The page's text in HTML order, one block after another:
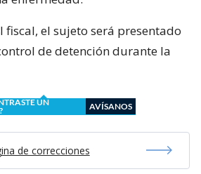
fiscal, el sujeto será presentado
de detención durante la
UN
AVÍSANOS
de correcciones